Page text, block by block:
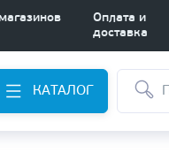
Оплата и
доставка
КАТАЛОГ